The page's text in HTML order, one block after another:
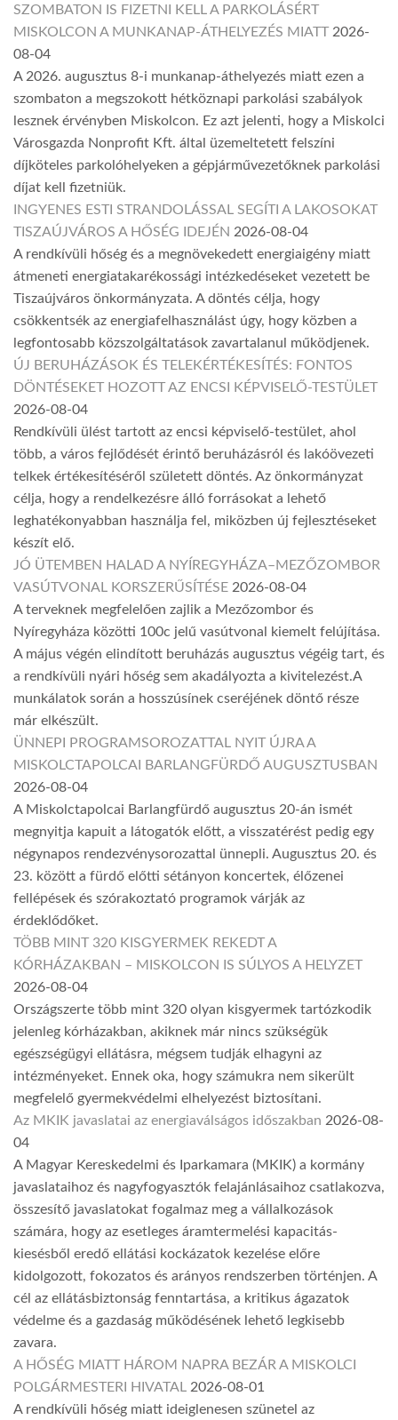
SZOMBATON IS FIZETNI KELL A PARKOLÁSÉRT
MISKOLCON A MUNKANAP-ÁTHELYEZÉS MIATT 2026-
08-04
A 2026. augusztus 8-i munkanap-áthelyezés miatt ezen a
szombaton a megszokott hétköznapi parkolási szabályok
lesznek érvényben Miskolcon. Ez azt jelenti, hogy a Miskolci
Városgazda Nonprofit Kft. által üzemeltetett felszíni
díjköteles parkolóhelyeken a gépjárművezetőknek parkolási
díjat kell fizetniük.
INGYENES ESTI STRANDOLÁSSAL SEGÍTI A LAKOSOKAT
TISZAÚJVÁROS A HŐSÉG IDEJÉN 2026-08-04
A rendkívüli hőség és a megnövekedett energiaigény miatt
átmeneti energiatakarékossági intézkedéseket vezetett be
Tiszaújváros önkormányzata. A döntés célja, hogy
csökkentsék az energiafelhasználást úgy, hogy közben a
legfontosabb közszolgáltatások zavartalanul működjenek.
ÚJ BERUHÁZÁSOK ÉS TELEKÉRTÉKESÍTÉS: FONTOS
DÖNTÉSEKET HOZOTT AZ ENCSI KÉPVISELŐ-TESTÜLET
2026-08-04
Rendkívüli ülést tartott az encsi képviselő-testület, ahol
több, a város fejlődését érintő beruházásról és lakóövezeti
telkek értékesítéséről született döntés. Az önkormányzat
célja, hogy a rendelkezésre álló forrásokat a lehető
leghatékonyabban használja fel, miközben új fejlesztéseket
készít elő.
JÓ ÜTEMBEN HALAD A NYÍREGYHÁZA–MEZŐZOMBOR
VASÚTVONAL KORSZERŰSÍTÉSE 2026-08-04
A terveknek megfelelően zajlik a Mezőzombor és
Nyíregyháza közötti 100c jelű vasútvonal kiemelt felújítása.
A május végén elindított beruházás augusztus végéig tart, és
a rendkívüli nyári hőség sem akadályozta a kivitelezést.A
munkálatok során a hosszúsínek cseréjének döntő része
már elkészült.
ÜNNEPI PROGRAMSOROZATTAL NYIT ÚJRA A
MISKOLCTAPOLCAI BARLANGFÜRDŐ AUGUSZTUSBAN
2026-08-04
A Miskolctapolcai Barlangfürdő augusztus 20-án ismét
megnyitja kapuit a látogatók előtt, a visszatérést pedig egy
négynapos rendezvénysorozattal ünnepli. Augusztus 20. és
23. között a fürdő előtti sétányon koncertek, élőzenei
fellépések és szórakoztató programok várják az
érdeklődőket.
TÖBB MINT 320 KISGYERMEK REKEDT A
KÓRHÁZAKBAN – MISKOLCON IS SÚLYOS A HELYZET
2026-08-04
Országszerte több mint 320 olyan kisgyermek tartózkodik
jelenleg kórházakban, akiknek már nincs szükségük
egészségügyi ellátásra, mégsem tudják elhagyni az
intézményeket. Ennek oka, hogy számukra nem sikerült
megfelelő gyermekvédelmi elhelyezést biztosítani.
Az MKIK javaslatai az energiaválságos időszakban 2026-08-
04
A Magyar Kereskedelmi és Iparkamara (MKIK) a kormány
javaslataihoz és nagyfogyasztók felajánlásaihoz csatlakozva,
összesítő javaslatokat fogalmaz meg a vállalkozások
számára, hogy az esetleges áramtermelési kapacitás-
kiesésből eredő ellátási kockázatok kezelése előre
kidolgozott, fokozatos és arányos rendszerben történjen. A
cél az ellátásbiztonság fenntartása, a kritikus ágazatok
védelme és a gazdaság működésének lehető legkisebb
zavara.
A HŐSÉG MIATT HÁROM NAPRA BEZÁR A MISKOLCI
POLGÁRMESTERI HIVATAL 2026-08-01
A rendkívüli hőség miatt ideiglenesen szünetel az